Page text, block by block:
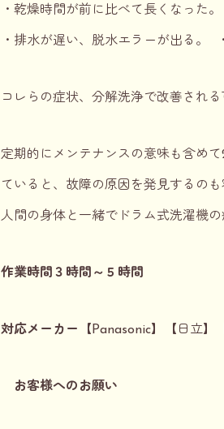
・乾燥時間が前に比べて長くなった。
・排水が遅い、脱水エラーが出る。
コレらの症状、分解洗浄で改善され
定期的にメンテナンスの意味も含め
ていると、故障の原因を発見するのも
人間の身体と一緒でドラム式洗濯機の
作業時間３時間～５時間
対応メーカー 【Panasonic】【日立】
お客様へのお願い